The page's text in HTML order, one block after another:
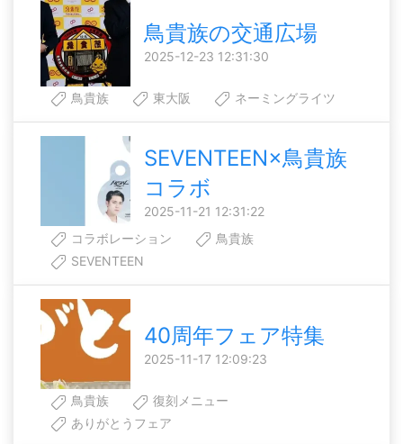
鳥貴族の交通広場
2025-12-23 12:31:30
鳥貴族 東大阪 ネーミングライツ
SEVENTEEN×鳥貴族
コラボ
2025-11-21 12:31:22
コラボレーション
鳥貴族
SEVENTEEN
40周年フェア特集
2025-11-17 12:09:23
鳥貴族
復刻メニュー
ありがとうフェア